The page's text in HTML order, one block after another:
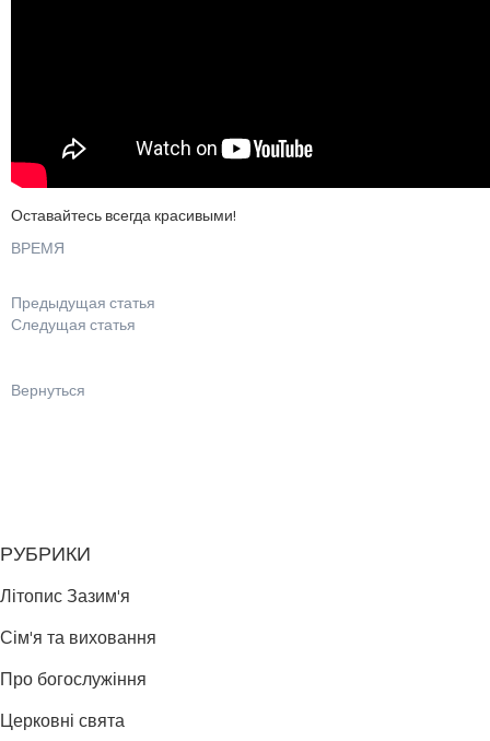
Оставайтесь всегда красивыми!
ВРЕМЯ
Предыдущая статья
Следущая статья
Вернуться
РУБРИКИ
Літопис Зазим'я
Сім'я та виховання
Про богослужіння
Церковні свята